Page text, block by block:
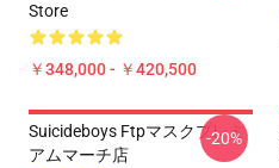
Store
￥348,000 - ￥420,500
Suicideboys Ftpマスクプレミ
アムマーチ店
-20%